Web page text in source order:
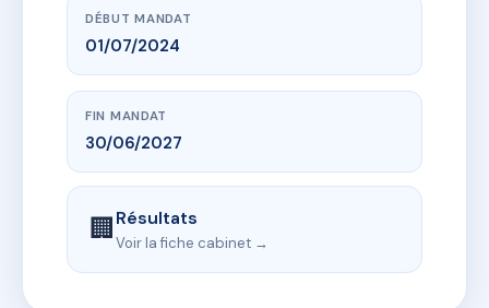
DÉBUT MANDAT
01/07/2024
FIN MANDAT
30/06/2027
🏢Résultats
Voir la fiche cabinet →